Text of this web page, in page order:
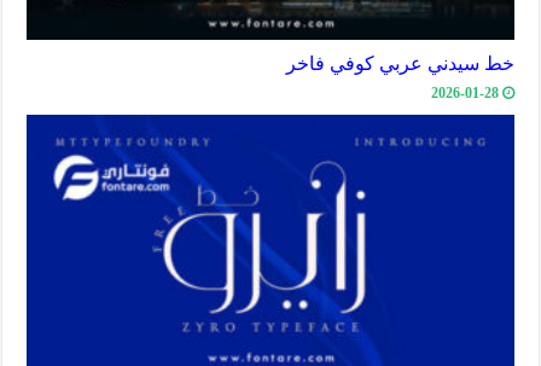
خط سيدني عربي كوفي فاخر
2026-01-28